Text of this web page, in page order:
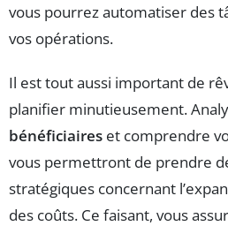
vous pourrez automatiser des
vos opérations.
Il est tout aussi important de
planifier minutieusement.
bénéficiaires et comprendre
vous permettront de prendre
stratégiques concernant
des coûts. Ce faisant, vous